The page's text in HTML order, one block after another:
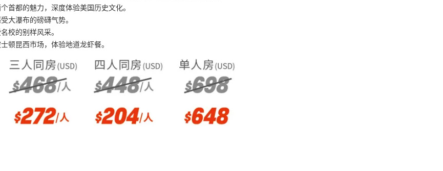
首都的魅力，深度体验美国历史文化。
大瀑布的磅礴气势。
校的别样风采。
顿昆西市场，体验地道龙虾餐。